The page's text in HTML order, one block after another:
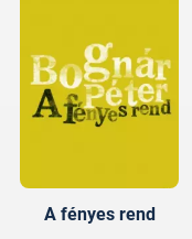
A fényes rend